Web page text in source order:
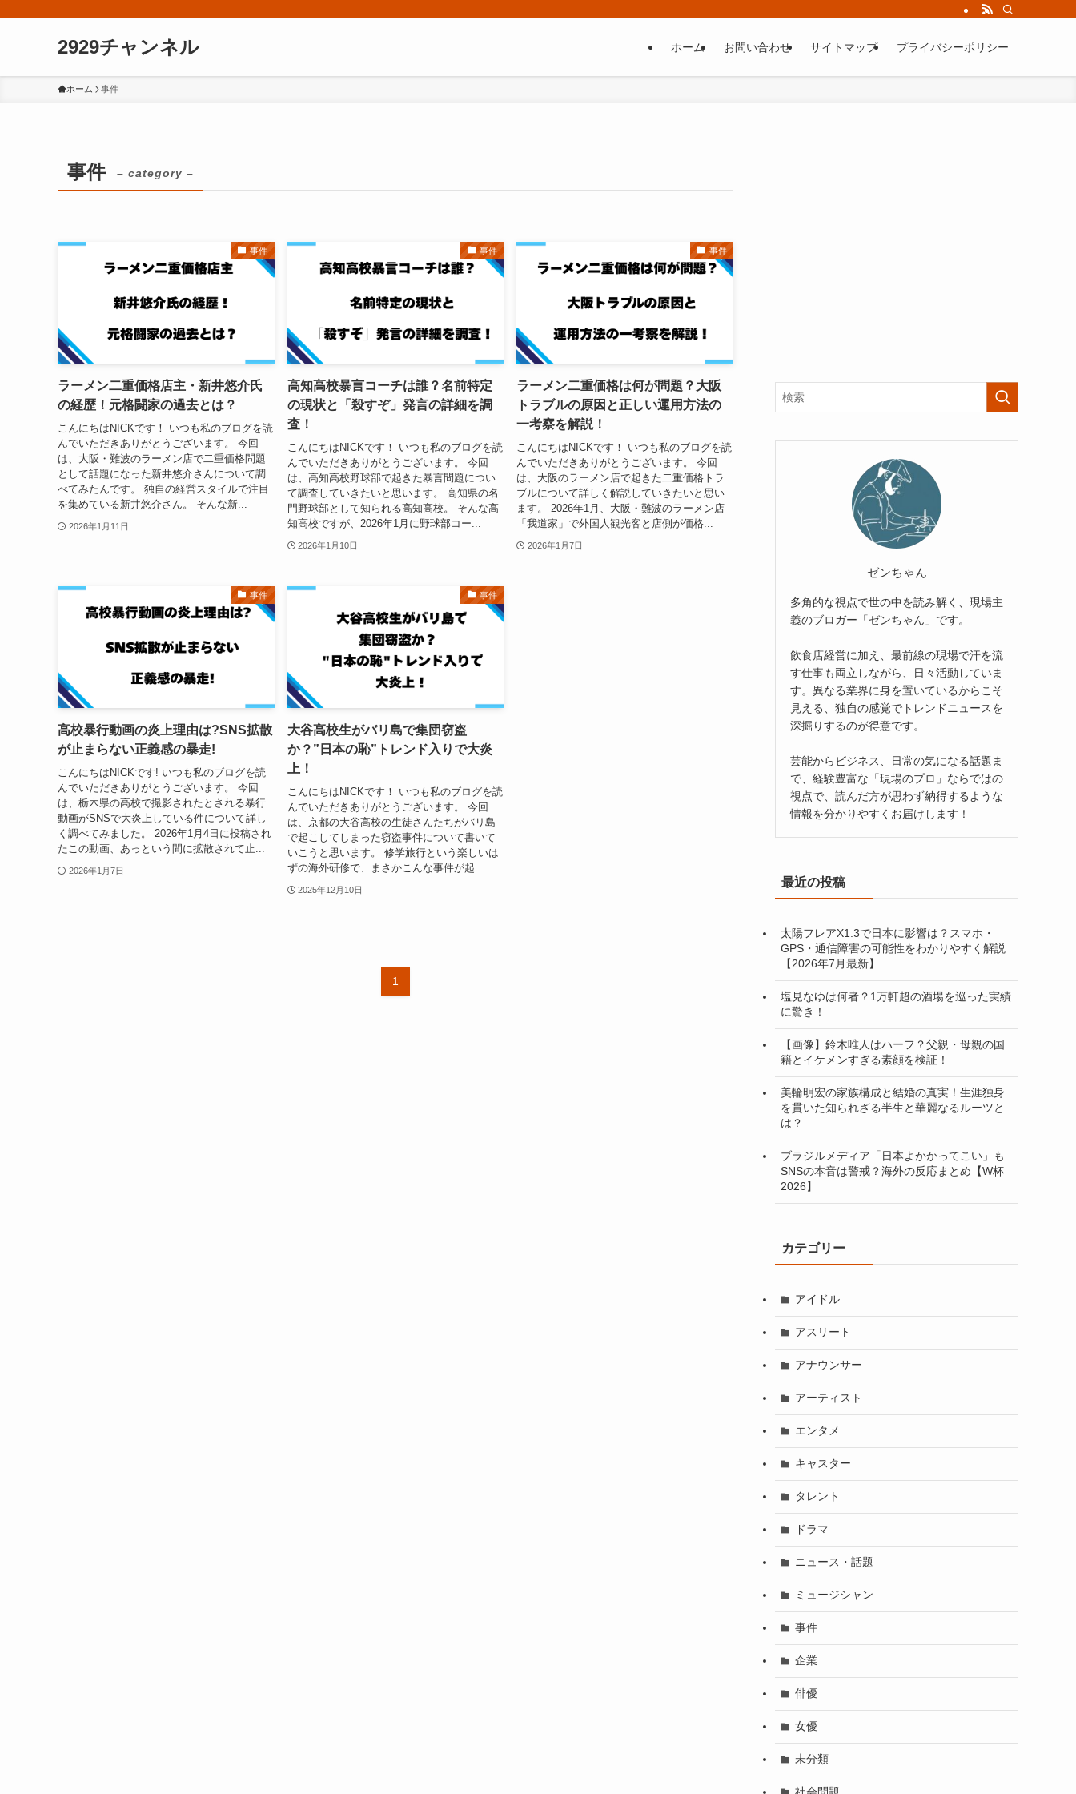
2929チャンネル ホーム お問い合わせ サイトマップ プライバシーポリシー
ホーム 事件
事件 – category –
事件
ラーメン二重価格店主・新井悠介氏
の経歴！元格闘家の過去とは？
こんにちはNICKです！ いつも私のブログを読
んでいただきありがとうございます。 今回
は、大阪・難波のラーメン店で二重価格問題
として話題になった新井悠介さんについて調
べてみたんです。 独自の経営スタイルで注目
を集めている新井悠介さん。 そんな新...
2026年1月11日
事件
高知高校暴言コーチは誰？名前特定
の現状と「殺すぞ」発言の詳細を調
査！
こんにちはNICKです！ いつも私のブログを読
んでいただきありがとうございます。 今回
は、高知高校野球部で起きた暴言問題につい
て調査していきたいと思います。 高知県の名
門野球部として知られる高知高校。 そんな高
知高校ですが、2026年1月に野球部コー...
2026年1月10日
事件
ラーメン二重価格は何が問題？大阪
トラブルの原因と正しい運用方法の
一考察を解説！
こんにちはNICKです！ いつも私のブログを読
んでいただきありがとうございます。 今回
は、大阪のラーメン店で起きた二重価格トラ
ブルについて詳しく解説していきたいと思い
ます。 2026年1月、大阪・難波のラーメン店
「我道家」で外国人観光客と店側が価格...
2026年1月7日
事件
高校暴行動画の炎上理由は?SNS拡散
が止まらない正義感の暴走!
こんにちはNICKです! いつも私のブログを読
んでいただきありがとうございます。 今回
は、栃木県の高校で撮影されたとされる暴行
動画がSNSで大炎上している件について詳し
く調べてみました。 2026年1月4日に投稿され
たこの動画、あっという間に拡散されて止...
2026年1月7日
事件
大谷高校生がバリ島で集団窃盗
か？”日本の恥”トレンド入りで大炎
上！
こんにちはNICKです！ いつも私のブログを読
んでいただきありがとうございます。 今回
は、京都の大谷高校の生徒さんたちがバリ島
で起こしてしまった窃盗事件について書いて
いこうと思います。 修学旅行という楽しいは
ずの海外研修で、まさかこんな事件が起...
2025年12月10日
1
ゼンちゃん
多角的な視点で世の中を読み解く、現場主
義のブロガー「ゼンちゃん」です。
飲食店経営に加え、最前線の現場で汗を流
す仕事も両立しながら、日々活動していま
す。異なる業界に身を置いているからこそ
見える、独自の感覚でトレンドニュースを
深掘りするのが得意です。
芸能からビジネス、日常の気になる話題ま
で、経験豊富な「現場のプロ」ならではの
視点で、読んだ方が思わず納得するような
情報を分かりやすくお届けします！
最近の投稿
太陽フレアX1.3で日本に影響は？スマホ・
GPS・通信障害の可能性をわかりやすく解説
【2026年7月最新】
塩見なゆは何者？1万軒超の酒場を巡った実績
に驚き！
【画像】鈴木唯人はハーフ？父親・母親の国
籍とイケメンすぎる素顔を検証！
美輪明宏の家族構成と結婚の真実！生涯独身
を貫いた知られざる半生と華麗なるルーツと
は？
ブラジルメディア「日本よかかってこい」も
SNSの本音は警戒？海外の反応まとめ【W杯
2026】
カテゴリー
アイドル
アスリート
アナウンサー
アーティスト
エンタメ
キャスター
タレント
ドラマ
ニュース・話題
ミュージシャン
事件
企業
俳優
女優
未分類